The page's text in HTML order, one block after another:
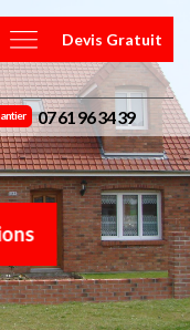
Devis Gratuit
07 61 96 34 39